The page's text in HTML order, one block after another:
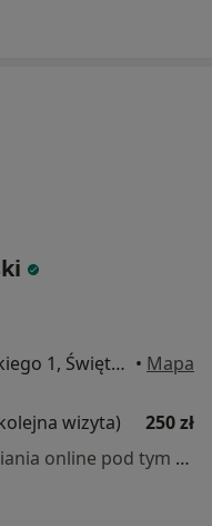
Generała Władysława Sikorskiego 1, Świętochłowice • Mapa
wizyta)
250 zł
Specjalista nie oferuje umawiania online pod tym adresem.